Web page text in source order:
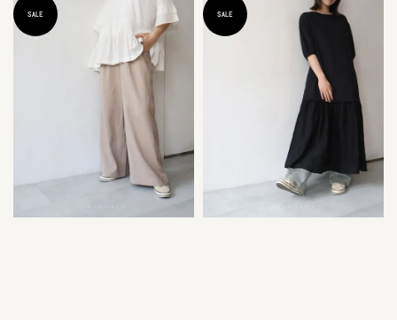
SALE SALE